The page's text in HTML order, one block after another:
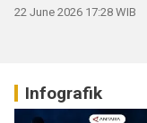
22 June 2026 17:28 WIB
Infografik